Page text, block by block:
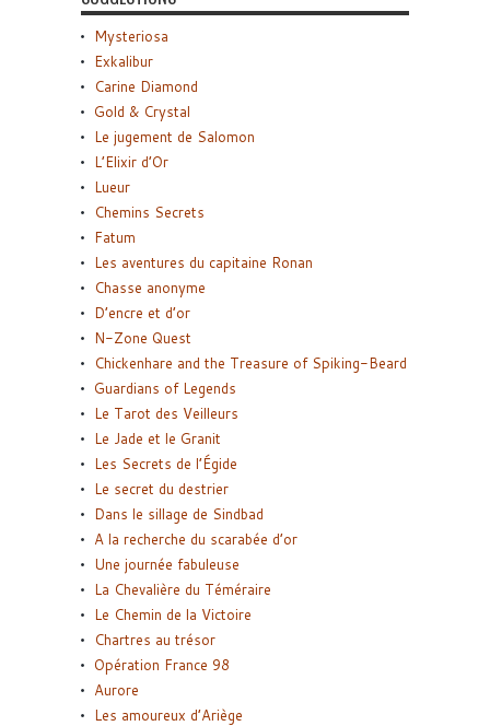
Mysteriosa
Exkalibur
Carine Diamond
Gold & Crystal
Le jugement de Salomon
L’Elixir d’Or
Lueur
Chemins Secrets
Fatum
Les aventures du capitaine Ronan
Chasse anonyme
D’encre et d’or
N-Zone Quest
Chickenhare and the Treasure of Spiking-Beard
Guardians of Legends
Le Tarot des Veilleurs
Le Jade et le Granit
Les Secrets de l’Égide
Le secret du destrier
Dans le sillage de Sindbad
A la recherche du scarabée d’or
Une journée fabuleuse
La Chevalière du Téméraire
Le Chemin de la Victoire
Chartres au trésor
Opération France 98
Aurore
Les amoureux d’Ariège